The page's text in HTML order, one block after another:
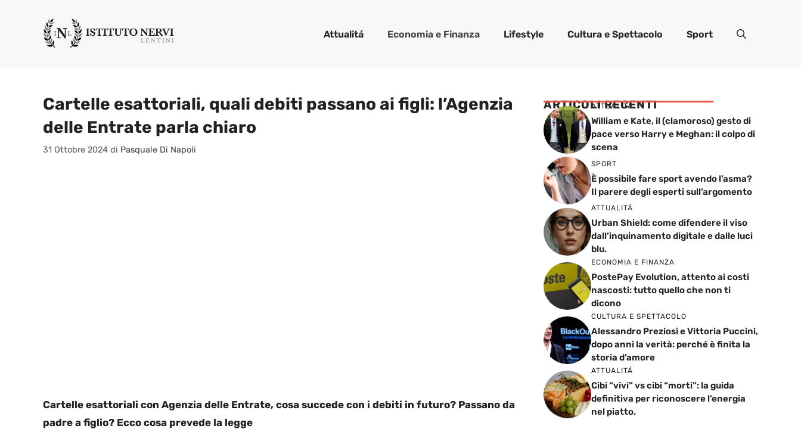
contenuto
Attualitá Economia e Finanza Lifestyle Cultura e Spettacolo Sport
Cartelle esattoriali, quali debiti passano ai figli: l’Agenzia
delle Entrate parla chiaro
31 Ottobre 2024 di Pasquale Di Napoli
Cartelle esattoriali con Agenzia delle Entrate, cosa succede con i debiti in futuro? Passano da
padre a figlio? Ecco cosa prevede la legge
ARTICOLI RECENTI
ATTUALITÁ
William e Kate, il (clamoroso) gesto di
pace verso Harry e Meghan: il colpo di
scena
SPORT
È possibile fare sport avendo l’asma?
Il parere degli esperti sull’argomento
ATTUALITÁ
Urban Shield: come difendere il viso
dall’inquinamento digitale e dalle luci
blu.
ECONOMIA E FINANZA
PostePay Evolution, attento ai costi
nascosti: tutto quello che non ti
dicono
CULTURA E SPETTACOLO
Alessandro Preziosi e Vittoria Puccini,
dopo anni la verità: perché è finita la
storia d’amore
ATTUALITÁ
Cibi “vivi” vs cibi “morti”: la guida
definitiva per riconoscere l’energia
nel piatto.